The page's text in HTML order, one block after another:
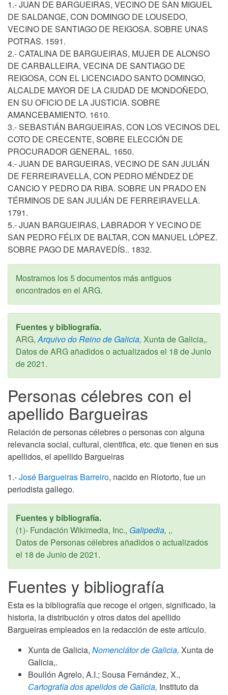
1.- JUAN DE BARGUEIRAS, VECINO DE SAN MIGUEL
DE SALDANGE, CON DOMINGO DE LOUSEDO,
VECINO DE SANTIAGO DE REIGOSA. SOBRE UNAS
POTRAS. 1591.
2.- CATALINA DE BARGUEIRAS, MUJER DE ALONSO
DE CARBALLEIRA, VECINA DE SANTIAGO DE
REIGOSA, CON EL LICENCIADO SANTO DOMINGO,
ALCALDE MAYOR DE LA CIUDAD DE MONDOÑEDO,
EN SU OFICIO DE LA JUSTICIA. SOBRE
AMANCEBAMIENTO. 1610.
3.- SEBASTIÁN BARGUEIRAS, CON LOS VECINOS DEL
COTO DE CRECENTE, SOBRE ELECCIÓN DE
PROCURADOR GENERAL. 1650.
4.- JUAN DE BARGUEIRAS, VECINO DE SAN JULIÁN
DE FERREIRAVELLA, CON PEDRO MÉNDEZ DE
CANCIO Y PEDRO DA RIBA. SOBRE UN PRADO EN
TÉRMINOS DE SAN JULIÁN DE FERREIRAVELLA.
1791.
5.- JUAN BARGUEIRAS, LABRADOR Y VECINO DE
SAN PEDRO FÉLIX DE BALTAR, CON MANUEL LÓPEZ.
SOBRE PAGO DE MARAVEDÍS.. 1832.
Mostramos los 5 documentos más antiguos
encontrados en el ARG.
Fuentes y bibliografía.
ARG, Arquivo do Reino de Galicia, Xunta de Galicia,.
Datos de ARG añadidos o actualizados el 18 de Junio
de 2021.
Personas célebres con el
apellido Bargueiras
Relación de personas célebres o personas con alguna
relevancia social, cultural, cientifica, etc. que tienen en sus
apellidos, el apellido Bargueiras
1.-José Bargueiras Barreiro, nacido en Riotorto, fue un
periodista gallego.
Fuentes y bibliografía.
(1)- Fundación Wikimedia, Inc., Galipedia, ,.
Datos de Personas célebres añadidos o actualizados
el 18 de Junio de 2021.
Fuentes y bibliografía
Esta es la bibliografía que recoge el origen, significado, la
historia, la distribución y otros datos del apellido
Bargueiras empleados en la redacción de este artículo.
Xunta de Galicia, Nomenclátor de Galicia, Xunta de
Galicia,.
Boullón Agrelo, A.I.; Sousa Fernández, X.,
Cartografía dos apelidos de Galicia, Instituto da